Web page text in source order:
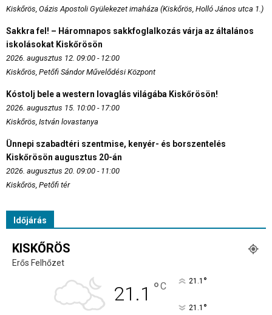
Kiskőrös, Oázis Apostoli Gyülekezet imaháza (Kiskőrös, Holló János utca 1.)
Sakkra fel! – Háromnapos sakkfoglalkozás várja az általános
iskolásokat Kiskőrösön
2026. augusztus 12. 09:00 - 12:00
Kiskőrös, Petőfi Sándor Művelődési Központ
Kóstolj bele a western lovaglás világába Kiskőrösön!
2026. augusztus 15. 10:00 - 17:00
Kiskőrös, István lovastanya
Ünnepi szabadtéri szentmise, kenyér- és borszentelés
Kiskőrösön augusztus 20-án
2026. augusztus 20. 09:00 - 11:00
Kiskőrös, Petőfi tér
Időjárás
KISKŐRÖS
Erős Felhőzet
21.1 °C 21.1 °
21.1 °